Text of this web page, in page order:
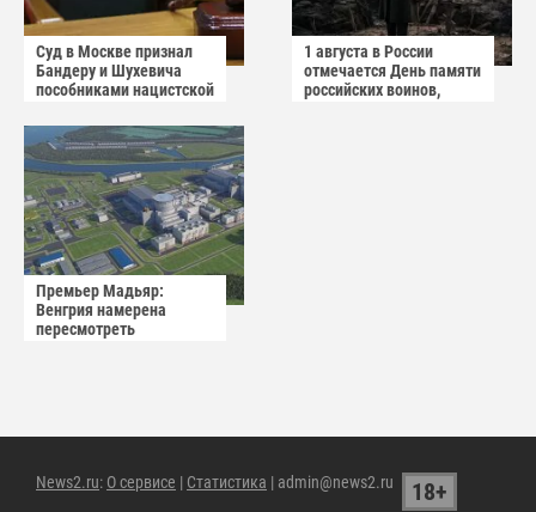
Суд в Москве признал
Бандеру и Шухевича
пособниками нацистской
1 августа в России
отмечается День памяти
российских воинов,
Премьер Мадьяр:
Венгрия намерена
пересмотреть
News2.ru: О сервисе | Статистика | admin@news2.ru 18+